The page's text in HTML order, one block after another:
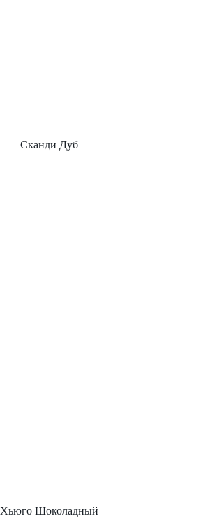
Сканди Дуб
Хьюго Шоколадный